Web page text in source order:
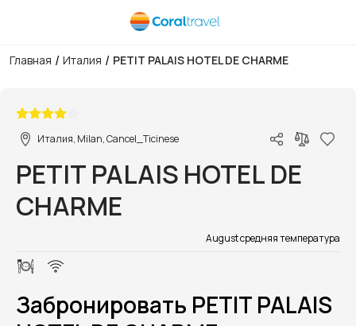
Главная / Италия / PETIT PALAIS HOTEL DE CHARME
Италия, Milan, Cancel_Ticinese
PETIT PALAIS HOTEL DE
CHARME
August средняя температура
Забронировать PETIT PALAIS